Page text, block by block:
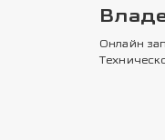
Онлайн